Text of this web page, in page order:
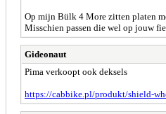
Op mijn Bülk 4 More zitten platen
Misschien passen die wel op jouw
Gideonaut
Pima verkoopt ook deksels
https://cabbike.pl/produkt/shield-